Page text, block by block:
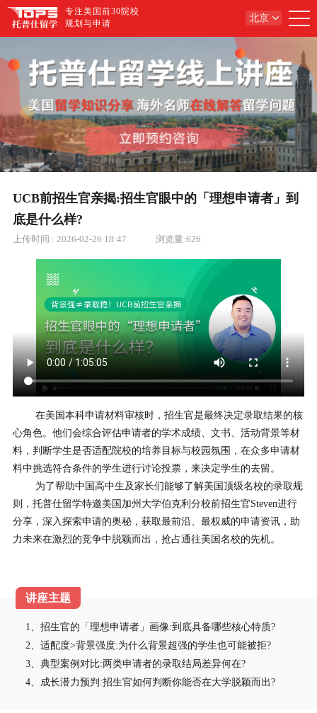
专注美国前30院校
规划与申请
北京
UCB前招生官亲揭:招生官眼中的「理想申请者」到
底是什么样?
上传时间 : 2026-02-26 18:47 浏览量:626
在美国本科申请材料审核时，招生官是最终决定录取结果的核
心角色。他们会综合评估申请者的学术成绩、文书、活动背景等材
料，判断学生是否适配院校的培养目标与校园氛围，在众多申请材
料中挑选符合条件的学生进行讨论投票，来决定学生的去留。
为了帮助中国高中生及家长们能够了解美国顶级名校的录取规
则，托普仕留学特邀美国加州大学伯克利分校前招生官Steven进行
分享，深入探索申请的奥秘，获取最前沿、最权威的申请资讯，助
力未来在激烈的竞争中脱颖而出，抢占通往美国名校的先机。
1、招生官的「理想申请者」画像:到底具备哪些核心特质?
2、适配度>背景强度:为什么背景超强的学生也可能被拒?
3、典型案例对比:两类申请者的录取结局差异何在?
4、成长潜力预判:招生官如何判断你能否在大学脱颖而出?